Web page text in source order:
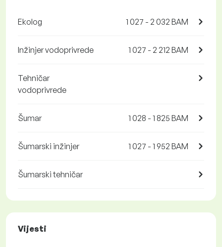
Ekolog 1 027 - 2 032 BAM
Inžinjer vodoprivrede 1 027 - 2 212 BAM
Tehničar
vodoprivrede
Šumar 1 028 - 1 825 BAM
Šumarski inžinjer 1 027 - 1 952 BAM
Šumarski tehničar
Vijesti